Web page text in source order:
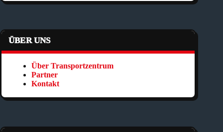
ÜBER UNS
Über Transportzentrum
Partner
Kontakt